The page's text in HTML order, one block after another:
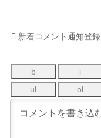
新着コメント通知登録